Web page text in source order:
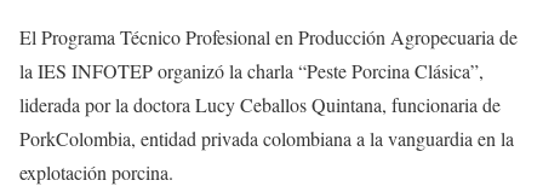
El Programa Técnico Profesional en Producción Agropecuaria de
la IES INFOTEP organizó la charla “Peste Porcina Clásica”,
liderada por la doctora Lucy Ceballos Quintana, funcionaria de
PorkColombia, entidad privada colombiana a la vanguardia en la
explotación porcina.